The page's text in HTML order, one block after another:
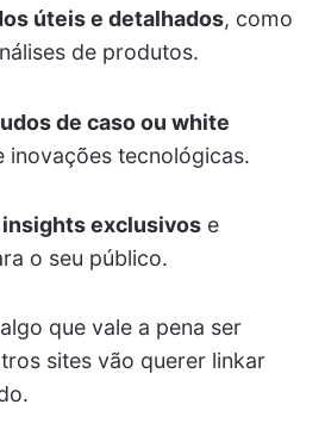
úteis e detalhados, como
de produtos.
de caso ou white
tecnológicas.
exclusivose
o seu público.
que vale a pena ser
sites vão querer linkar